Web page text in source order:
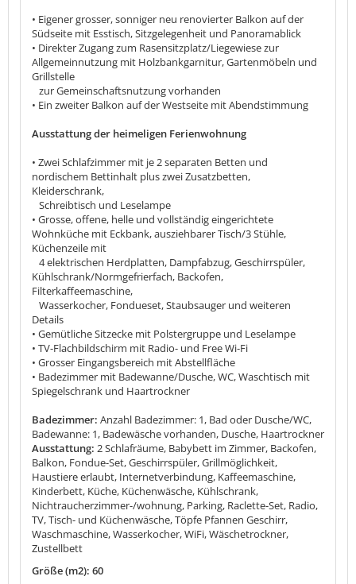
• Eigener grosser, sonniger neu renovierter Balkon auf der
Südseite mit Esstisch, Sitzgelegenheit und Panoramablick
• Direkter Zugang zum Rasensitzplatz/Liegewiese zur
Allgemeinnutzung mit Holzbankgarnitur, Gartenmöbeln und
Grillstelle
zur Gemeinschaftsnutzung vorhanden
• Ein zweiter Balkon auf der Westseite mit Abendstimmung
Ausstattung der heimeligen Ferienwohnung
• Zwei Schlafzimmer mit je 2 separaten Betten und
nordischem Bettinhalt plus zwei Zusatzbetten,
Kleiderschrank,
Schreibtisch und Leselampe
• Grosse, offene, helle und vollständig eingerichtete
Wohnküche mit Eckbank, ausziehbarer Tisch/3 Stühle,
Küchenzeile mit
4 elektrischen Herdplatten, Dampfabzug, Geschirrspüler,
Kühlschrank/Normgefrierfach, Backofen,
Filterkaffeemaschine,
Wasserkocher, Fondueset, Staubsauger und weiteren
Details
• Gemütliche Sitzecke mit Polstergruppe und Leselampe
• TV-Flachbildschirm mit Radio- und Free Wi-Fi
• Grosser Eingangsbereich mit Abstellfläche
• Badezimmer mit Badewanne/Dusche, WC, Waschtisch mit
Spiegelschrank und Haartrockner
Badezimmer: Anzahl Badezimmer: 1, Bad oder Dusche/WC,
Badewanne: 1, Badewäsche vorhanden, Dusche, Haartrockner
Ausstattung: 2 Schlafräume, Babybett im Zimmer, Backofen,
Balkon, Fondue-Set, Geschirrspüler, Grillmöglichkeit,
Haustiere erlaubt, Internetverbindung, Kaffeemaschine,
Kinderbett, Küche, Küchenwäsche, Kühlschrank,
Nichtraucherzimmer-/wohnung, Parking, Raclette-Set, Radio,
TV, Tisch- und Küchenwäsche, Töpfe Pfannen Geschirr,
Waschmaschine, Wasserkocher, WiFi, Wäschetrockner,
Zustellbett
Größe (m2): 60